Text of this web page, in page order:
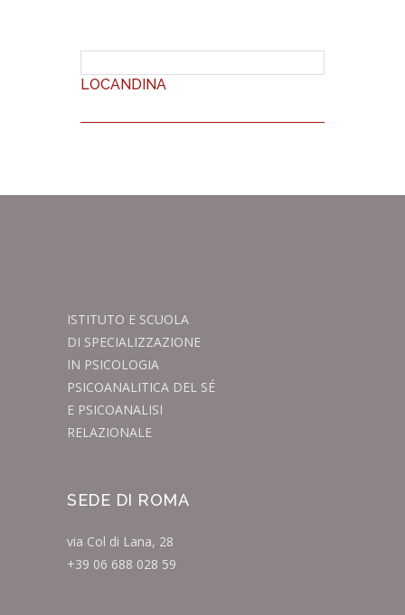
LOCANDINA
ISTITUTO E SCUOLA
DI SPECIALIZZAZIONE
IN PSICOLOGIA
PSICOANALITICA DEL SÉ
E PSICOANALISI
RELAZIONALE
SEDE DI ROMA
via Col di Lana, 28
+39 06 688 028 59